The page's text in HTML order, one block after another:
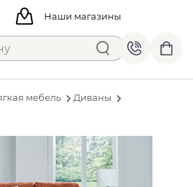
Наши магазины
мебель
Диваны